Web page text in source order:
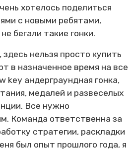
хотелось поделиться
с новыми ребятами,
бегали такие гонки.
нельзя просто купить
в назначенное время на все
key андерграундная гонка,
медалей и развеселых
Все нужно
Команда ответственна за
стратегии, раскладки
был опыт прошлого года, я